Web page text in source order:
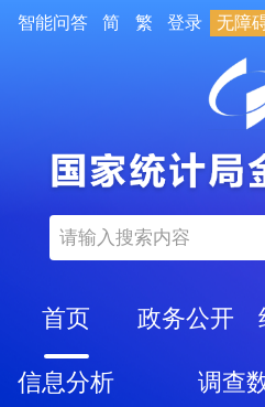
智能问答 简 繁 登录 无障
首页 政务公开
信息分析 调查